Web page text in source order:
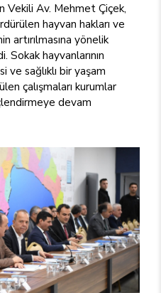
Vekili Av. Mehmet Çiçek,
hayvan hakları ve
artırılmasına yönelik
Sokak hayvanlarının
ve sağlıklı bir yaşam
çalışmaları kurumlar
devam